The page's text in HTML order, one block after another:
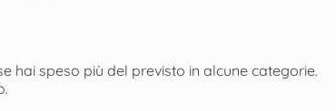
hai speso più del previsto in alcune categorie.